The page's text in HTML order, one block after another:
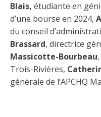
Taux horaires de
d’électricité en
Attention : Licence
Mention Mixité
Documents de
Identification des
Taux horaires de
d’électricité en
Admission à la CMEQ
Ressources
Calendriers d'examen
Rapports et
Rapports annuels de la
Lois et règlements
Logo et normes
Perfectionnement de
Mars, mois de la
Logos formation
Blais, étudiante en
d’une bourse en 2024,
du conseil
Brassard, directrice
Massicotte-Bourbeau
Trois-Rivières,
générale de l’APCHQ